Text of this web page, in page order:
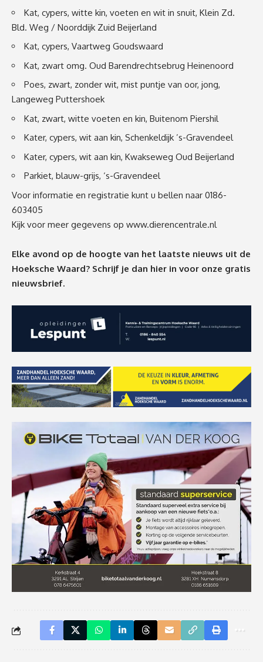
Kat, cypers, witte kin, voeten en wit in snuit, Klein Zd.
Bld. Weg / Noorddijk Zuid Beijerland
Kat, cypers, Vaartweg Goudswaard
Kat, zwart omg. Oud Barendrechtsebrug Heinenoord
Poes, zwart, zonder wit, mist puntje van oor, jong,
Langeweg Puttershoek
Kat, zwart, witte voeten en kin, Buitenom Piershil
Kater, cypers, wit aan kin, Schenkeldijk ’s-Gravendeel
Kater, cypers, wit aan kin, Kwakseweg Oud Beijerland
Parkiet, blauw-grijs, ‘s-Gravendeel
Voor informatie en registratie kunt u bellen naar 0186-
603405
Kijk voor meer gegevens op www.dierencentrale.nl
Elke avond op de hoogte van het laatste nieuws uit de
Hoeksche Waard? Schrijf je dan hier in voor onze gratis
nieuwsbrief.